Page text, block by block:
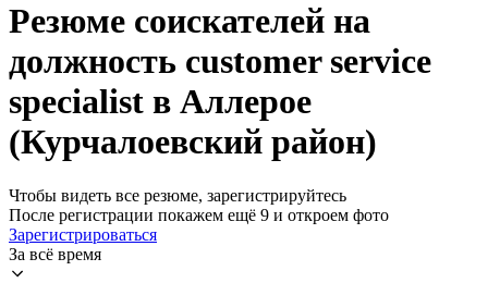
Резюме соискателей на
должность customer service
specialist в Аллерое
(Курчалоевский район)
Чтобы видеть все резюме, зарегистрируйтесь
После регистрации покажем ещё 9 и откроем фото
Зарегистрироваться
За всё время